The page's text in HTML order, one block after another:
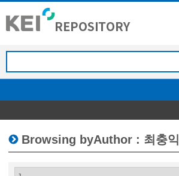
Browsing byAuthor : 최충익